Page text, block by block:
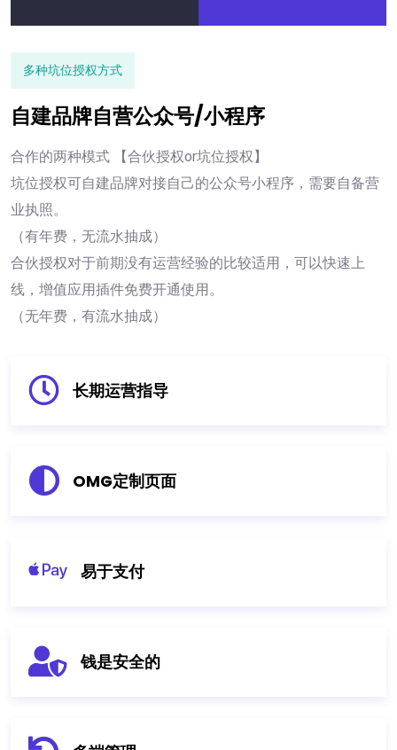
多种坑位授权方式
自建品牌自营公众号/小程序
合作的两种模式 【合伙授权or坑位授权】
坑位授权可自建品牌对接自己的公众号小程序，需要自备营
业执照。
（有年费，无流水抽成）
合伙授权对于前期没有运营经验的比较适用，可以快速上
线，增值应用插件免费开通使用。
（无年费，有流水抽成）
长期运营指导
OMG定制页面
易于支付
钱是安全的